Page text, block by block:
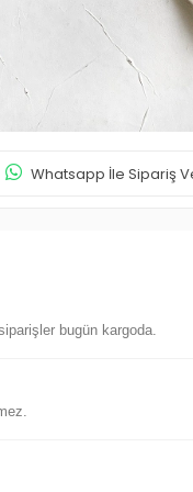
Whatsapp İle Sipariş
bugün kargoda.